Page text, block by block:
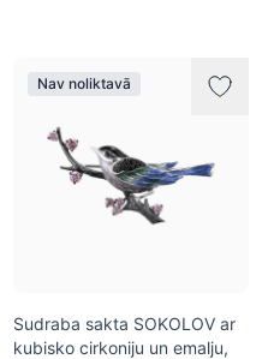
Nav noliktavā
Sudraba sakta SOKOLOV ar
kubisko cirkoniju un emalju,